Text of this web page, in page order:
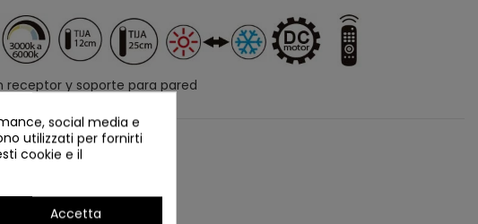
receptor y soporte para pared
social media e
utilizzati per fornirti
cookie e il
Accetta